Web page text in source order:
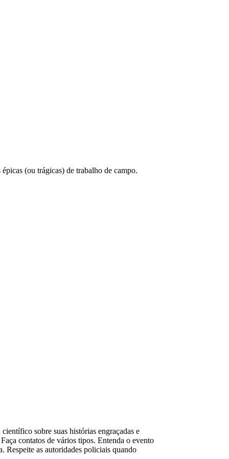
(ou trágicas) de trabalho de campo.
sobre suas histórias engraçadas e
contatos de vários tipos. Entenda o evento
Respeite as autoridades policiais quando